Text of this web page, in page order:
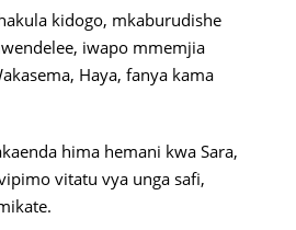
kidogo, mkaburudishe
iwapo mmemjia
Haya, fanya kama
hima hemani kwa Sara,
vitatu vya unga safi,